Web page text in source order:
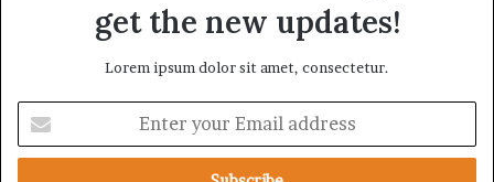
get the new updates!
Lorem ipsum dolor sit amet, consectetur.
t